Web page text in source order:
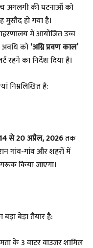
अगलगी की घटनाओं को
मुस्तैद हो गया है।
में आयोजित उच्च
को‘अग्नि प्रवण काल’
रहने का निर्देश दिया है।
निम्नलिखित हैं:
14 से 20 अप्रैल, 2026तक
गांव-गांव और शहरों में
किया जाएगा।
बेड़ा तैयार है:
के 3 वाटर वाउजर शामिल